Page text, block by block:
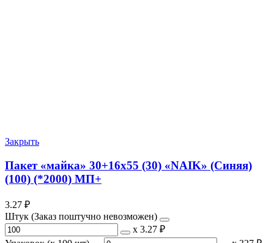
Закрыть
Пакет «майка» 30+16х55 (30) «NAIK» (Синяя)
(100) (*2000) МП+
3.27 ₽
Штук (Заказ поштучно невозможен)
х 3.27 ₽